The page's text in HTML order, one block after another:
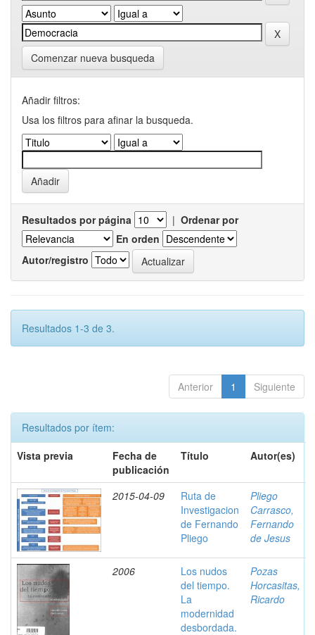
Comenzar nueva busqueda
Añadir filtros:
Usa los filtros para afinar la busqueda.
Resultados por página | Ordenar por
En orden
Autor/registro
Resultados 1-3 de 3.
Anterior 1 Siguiente
Resultados por ítem:
Vista previa
Fecha de
publicación
Título Autor(es)
2015-04-09
Ruta de
Investigacion
de Fernando
Pliego
Pliego
Carrasco,
Fernando
de Jesus
2006
Los nudos
del tiempo.
La
modernidad
desbordada.
Pozas
Horcasitas,
Ricardo